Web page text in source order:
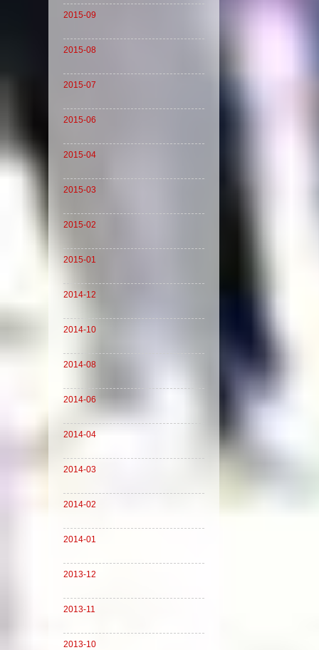
2015-09
2015-08
2015-07
2015-06
2015-04
2015-03
2015-02
2015-01
2014-12
2014-10
2014-08
2014-06
2014-04
2014-03
2014-02
2014-01
2013-12
2013-11
2013-10